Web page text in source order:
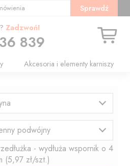
Sprawdź
Akcesoria i elementy karniszy
Zadzwoń!
839
podwójny
- wydłuża wspornik o 4
(5,97 zł/szt.)